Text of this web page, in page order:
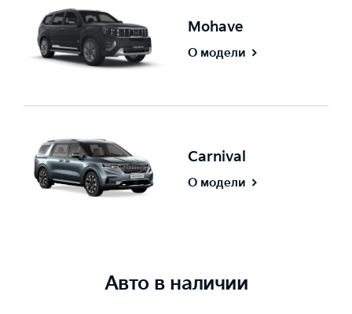
Mohave
О модели
Carnival
О модели
Авто в наличии